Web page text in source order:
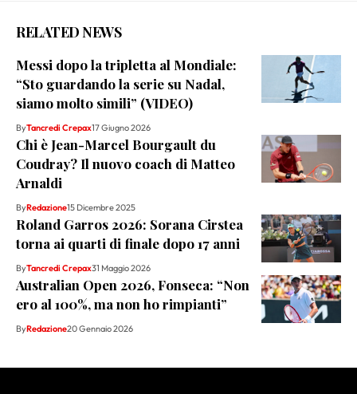
RELATED NEWS
Messi dopo la tripletta al Mondiale:
“Sto guardando la serie su Nadal,
siamo molto simili” (VIDEO)
ByTancredi Crepax17 Giugno 2026
Chi è Jean-Marcel Bourgault du
Coudray? Il nuovo coach di Matteo
Arnaldi
ByRedazione15 Dicembre 2025
Roland Garros 2026: Sorana Cirstea
torna ai quarti di finale dopo 17 anni
ByTancredi Crepax31 Maggio 2026
Australian Open 2026, Fonseca: “Non
ero al 100%, ma non ho rimpianti”
ByRedazione20 Gennaio 2026